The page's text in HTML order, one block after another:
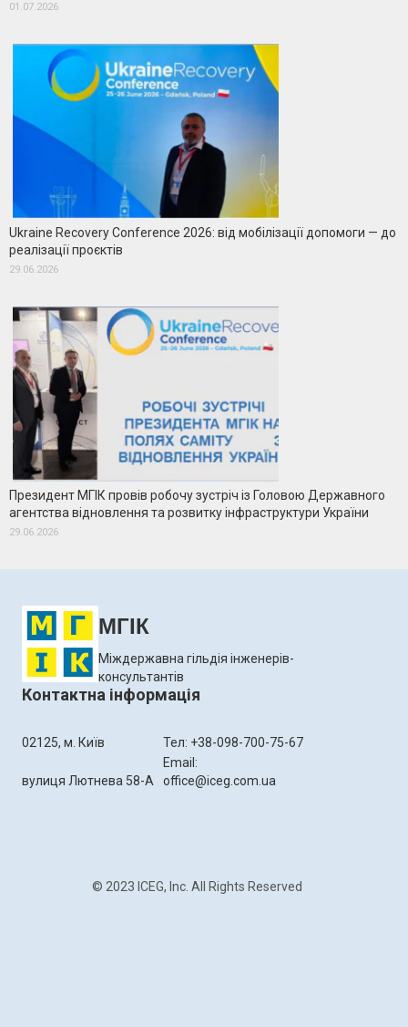
01.07.2026
Ukraine Recovery Conference 2026: від мобілізації допомоги — до
реалізації проєктів
29.06.2026
Президент МГІК провів робочу зустріч із Головою Державного
агентства відновлення та розвитку інфраструктури України
29.06.2026
МГІК
Міждержавна гільдія інженерів-
консультантів
Контактна інформація
02125, м. Київ
вулиця Лютнева 58-А
Тел: +38-098-700-75-67
Email:
office@iceg.com.ua
© 2023 ICEG, Inc. All Rights Reserved